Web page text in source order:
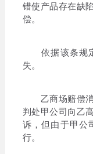
错使产品存在缺
偿。
依据该条规定
失。
乙商场赔偿消
判处甲公司向乙
诉，但由于甲公
行。